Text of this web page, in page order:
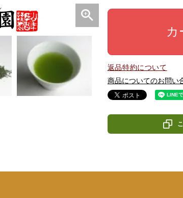
カ
返品特約について
商品についてのお問い